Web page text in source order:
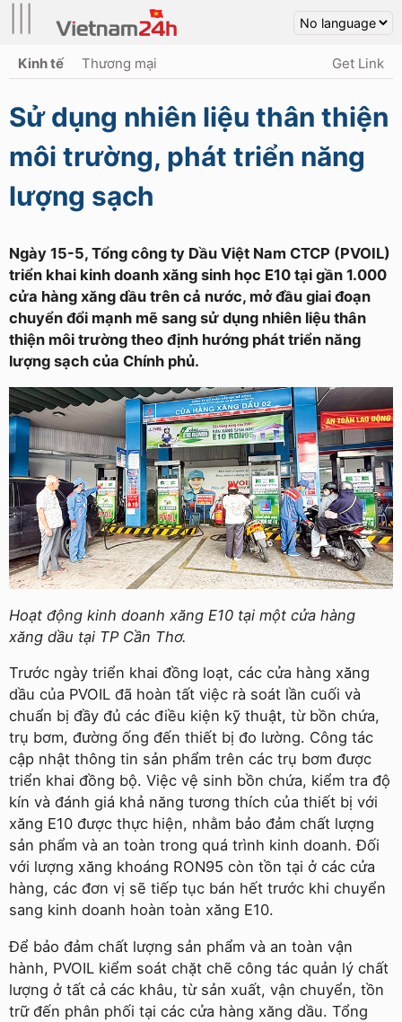
Kinh tế Thương mại Get Link
Sử dụng nhiên liệu thân thiện
môi trường, phát triển năng
lượng sạch
Ngày 15-5, Tổng công ty Dầu Việt Nam CTCP (PVOIL)
triển khai kinh doanh xăng sinh học E10 tại gần 1.000
cửa hàng xăng dầu trên cả nước, mở đầu giai đoạn
chuyển đổi mạnh mẽ sang sử dụng nhiên liệu thân
thiện môi trường theo định hướng phát triển năng
lượng sạch của Chính phủ.
Hoạt động kinh doanh xăng E10 tại một cửa hàng
xăng dầu tại TP Cần Thơ.
Trước ngày triển khai đồng loạt, các cửa hàng xăng
dầu của PVOIL đã hoàn tất việc rà soát lần cuối và
chuẩn bị đầy đủ các điều kiện kỹ thuật, từ bồn chứa,
trụ bơm, đường ống đến thiết bị đo lường. Công tác
cập nhật thông tin sản phẩm trên các trụ bơm được
triển khai đồng bộ. Việc vệ sinh bồn chứa, kiểm tra độ
kín và đánh giá khả năng tương thích của thiết bị với
xăng E10 được thực hiện, nhằm bảo đảm chất lượng
sản phẩm và an toàn trong quá trình kinh doanh. Đối
với lượng xăng khoáng RON95 còn tồn tại ở các cửa
hàng, các đơn vị sẽ tiếp tục bán hết trước khi chuyển
sang kinh doanh hoàn toàn xăng E10.
Để bảo đảm chất lượng sản phẩm và an toàn vận
hành, PVOIL kiểm soát chặt chẽ công tác quản lý chất
lượng ở tất cả các khâu, từ sản xuất, vận chuyển, tồn
trữ đến phân phối tại các cửa hàng xăng dầu. Tổng